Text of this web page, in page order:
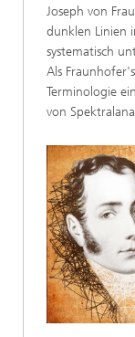
Joseph von
dunklen Linien
systematisch
Als
Terminologie
von